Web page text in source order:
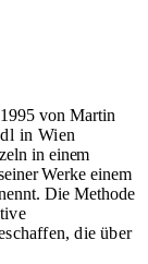
von Martin
in Wien
in einem
Werke einem
Die Methode
die über